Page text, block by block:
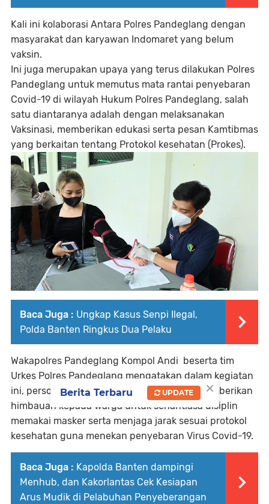
Kali ini kolaborasi Antara Polres Pandeglang dengan
masyarakat dan karyawan Indomaret yang belum
vaksin.
Ini juga merupakan upaya yang terus dilakukan Polres
Pandeglang untuk memutus mata rantai penyebaran
Covid-19 di wilayah Hukum Polres Pandeglang, salah
satu diantaranya adalah dengan melaksanakan
Vaksinasi, memberikan edukasi serta pesan Kamtibmas
yang berkaitan tentang Protokol kesehatan (Prokes).
Baca Juga : Ungkap Kasus Senpi Ilegal,
Polda Banten Ringkus Dua Pelaku
Wakapolres Pandeglang Kompol Andi beserta tim
Urkes Polres Pandeglang mengatakan dalam kegiatan
ini, personil Polsek dan juga secara rutin memberikan
himbauan kepada warga untuk senantiasa disiplin
memakai masker serta menjaga jarak sesuai protokol
kesehatan guna menekan penyebaran Virus Covid-19.
Baca Juga : Kapolda Banten dampingi
Menhub, dan Kakorlantas Cek Kesiapan
Arus Mudik di Pelabuhan Penyeberangan
×
Berita Terbaru UPDATE